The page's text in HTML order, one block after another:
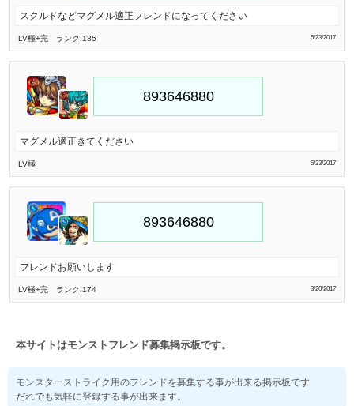
スクルドなどマグメル適正フレンドになってください
LV極+完 ランク:185 5/23/2017
マグメル適正きてください
LV極 5/23/2017
フレンドお願いします
LV極+完 ランク:174 3/20/2017
本サイトはモンストフレンド募集掲示板です。
モンスターストライク用のフレンドを募集する事が出来る掲示板です
だれでも気軽に登録する事が出来ます。